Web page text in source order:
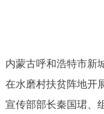
内蒙古呼和浩特市新
在水磨村扶贫阵地开
宣传部部长秦国珺、